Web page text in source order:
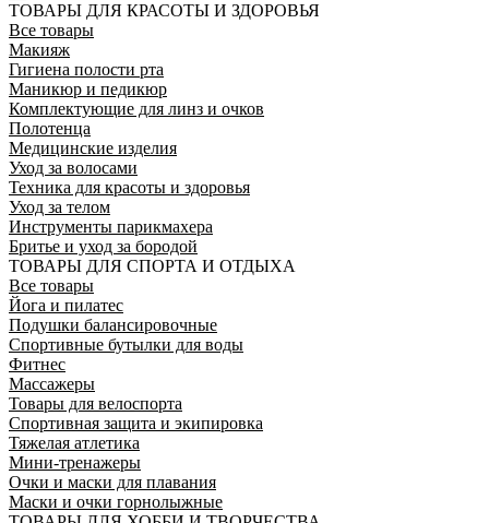
ТОВАРЫ ДЛЯ КРАСОТЫ И ЗДОРОВЬЯ
Все товары
Макияж
Гигиена полости рта
Маникюр и педикюр
Комплектующие для линз и очков
Полотенца
Медицинские изделия
Уход за волосами
Техника для красоты и здоровья
Уход за телом
Инструменты парикмахера
Бритье и уход за бородой
ТОВАРЫ ДЛЯ СПОРТА И ОТДЫХА
Все товары
Йога и пилатес
Подушки балансировочные
Спортивные бутылки для воды
Фитнес
Массажеры
Товары для велоспорта
Спортивная защита и экипировка
Тяжелая атлетика
Мини-тренажеры
Очки и маски для плавания
Маски и очки горнолыжные